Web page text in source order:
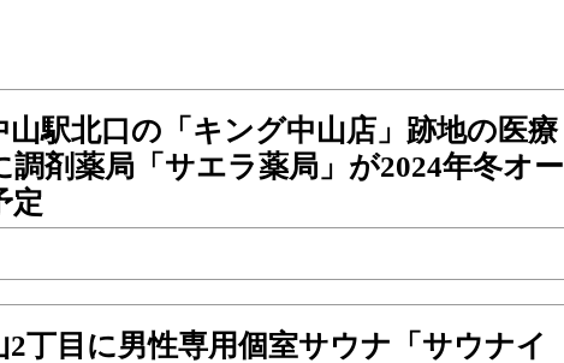
山駅北口の「キング中山店」跡地の医療
調剤薬局「サエラ薬局」が2024年冬オー
定
2丁目に男性専用個室サウナ「サウナイ